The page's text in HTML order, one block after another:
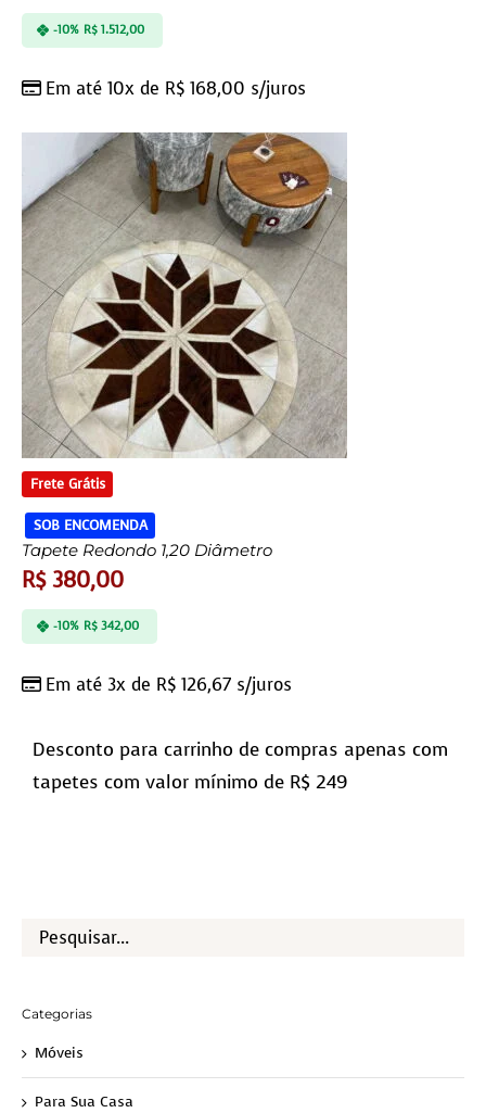
Em até 10x de R$ 168,00 s/juros
-10% R$1.512,00
Frete Grátis
SOB ENCOMENDA
Tapete Redondo 1,20 Diâmetro
R$380,00
Em até 3x de R$ 126,67 s/juros
-10% R$342,00
Desconto para carrinho de compras apenas com
tapetes com valor mínimo de R$ 249
Categorias
Móveis
Para Sua Casa